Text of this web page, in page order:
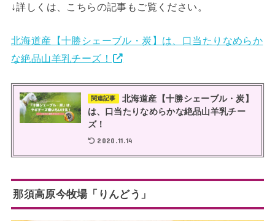
↓詳しくは、こちらの記事もご覧ください。
北海道産【十勝シェーブル・炭】は、口当たりなめらか
な絶品山羊乳チーズ！
関連記事
北海道産【十勝シェーブル・炭】
は、口当たりなめらかな絶品山羊乳チー
ズ！
2020.11.14
那須高原今牧場「りんどう」